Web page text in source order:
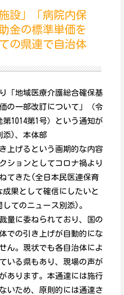
設」「病院内保
金の標準単価を
の県連で自治体
「地域医療介護総合確保基
の一部改訂について」（令
1014第1号）という通知が
添)、本体部
上げるという画期的な内容
ションとしてコロナ禍より
てきた(全日本民医連保育
果として確信にしたいと
てのニュース別添)。
量に委ねられており、国の
での引き上げが自動的にな
ん。現状でも各自治体によ
いる県もあり、現場の声が
あります。本通達には施行
いため、原則的には通達さ